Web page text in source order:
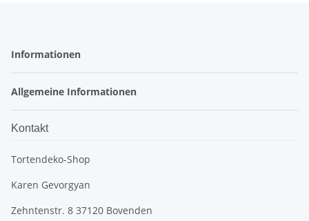
Informationen
Allgemeine Informationen
Kontakt
Tortendeko-Shop
Karen Gevorgyan
Zehntenstr. 8 37120 Bovenden